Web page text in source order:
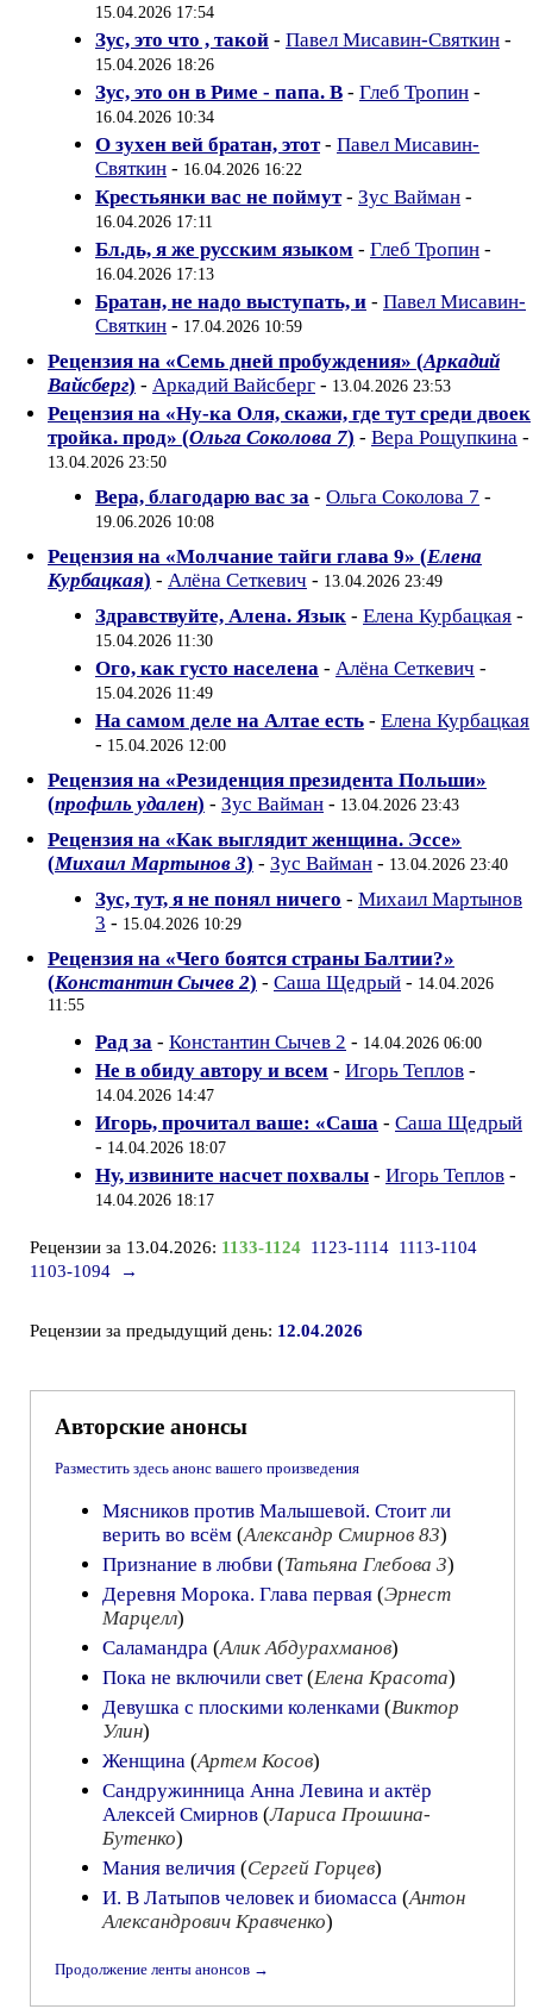
15.04.2026 17:54
Зус, это что , такой - Павел Мисавин-Святкин -
15.04.2026 18:26
Зус, это он в Риме - папа. В - Глеб Тропин -
16.04.2026 10:34
О зухен вей братан, этот- Павел Мисавин-
Святкин - 16.04.2026 16:22
Крестьянки вас не поймут- Зус Вайман -
16.04.2026 17:11
Бл.дь, я же русским языком - Глеб Тропин -
16.04.2026 17:13
Братан, не надо выступать, и - Павел Мисавин-
Святкин - 17.04.2026 10:59
Рецензия на «Семь дней пробуждения» (Аркадий
Вайсберг) - Аркадий Вайсберг - 13.04.2026 23:53
Рецензия на «Ну-ка Оля, скажи, где тут среди двоек
тройка. прод» (Ольга Соколова 7) - Вера Рощупкина -
13.04.2026 23:50
Вера, благодарю вас за - Ольга Соколова 7 -
19.06.2026 10:08
Рецензия на «Молчание тайги глава 9» (Елена
Курбацкая) - Алёна Сеткевич - 13.04.2026 23:49
Здравствуйте, Алена. Язык - Елена Курбацкая -
15.04.2026 11:30
Ого, как густо населена - Алёна Сеткевич -
15.04.2026 11:49
На самом деле на Алтае есть - Елена Курбацкая
- 15.04.2026 12:00
Рецензия на «Резиденция президента Польши»
(профиль удален) - Зус Вайман - 13.04.2026 23:43
Рецензия на «Как выглядит женщина. Эссе»
(Михаил Мартынов 3) - Зус Вайман - 13.04.2026 23:40
Зус, тут, я не понял ничего - Михаил Мартынов
3 - 15.04.2026 10:29
Рецензия на «Чего боятся страны Балтии?»
(Константин Сычев 2) - Саша Щедрый - 14.04.2026
11:55
Рад за - Константин Сычев 2 - 14.04.2026 06:00
Не в обиду автору и всем - Игорь Теплов -
14.04.2026 14:47
Игорь, прочитал ваше: «Саша - Саша Щедрый
- 14.04.2026 18:07
Ну, извините насчет похвалы - Игорь Теплов -
14.04.2026 18:17
Рецензии за 13.04.2026: 1133-1124 1123-1114 1113-1104
1103-1094
→
Рецензии за предыдущий день: 12.04.2026
Авторские анонсы
Разместить здесь анонс вашего произведения
Мясников против Малышевой. Стоит ли
верить во всём (Александр Смирнов 83)
Признание в любви (Татьяна Глебова 3)
Деревня Морока. Глава первая (Эрнест
Марцелл)
Саламандра (Алик Абдурахманов)
Пока не включили свет(Елена Красота)
Девушка с плоскими коленками (Виктор
Улин)
Женщина (Артем Косов)
Сандружинница Анна Левина и актёр
Алексей Смирнов (Лариса Прошина-
Бутенко)
Мания величия (Сергей Горцев)
И. В Латыпов человек и биомасса (Антон
Александрович Кравченко)
Продолжение ленты анонсов →